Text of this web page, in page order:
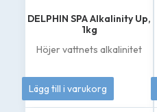
DELPHIN SPA Alkalinity Up,
1kg
Höjer vattnets alkalinitet
149kr
Lägg till i varukorg